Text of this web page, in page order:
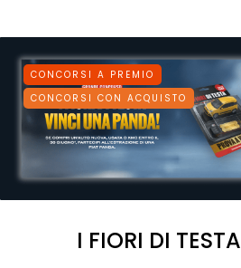
CONCORSI A PREMIO
CONCORSI CON ACQUISTO
I FIORI DI TESTA